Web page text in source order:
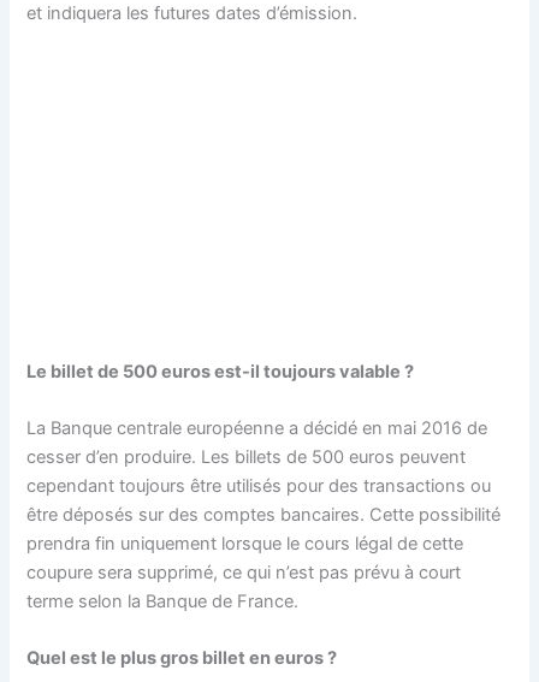
et indiquera les futures dates d’émission.
Le billet de 500 euros est-il toujours valable ?
La Banque centrale européenne a décidé en mai 2016 de
cesser d’en produire. Les billets de 500 euros peuvent
cependant toujours être utilisés pour des transactions ou
être déposés sur des comptes bancaires. Cette possibilité
prendra fin uniquement lorsque le cours légal de cette
coupure sera supprimé, ce qui n’est pas prévu à court
terme selon la Banque de France.
Quel est le plus gros billet en euros ?